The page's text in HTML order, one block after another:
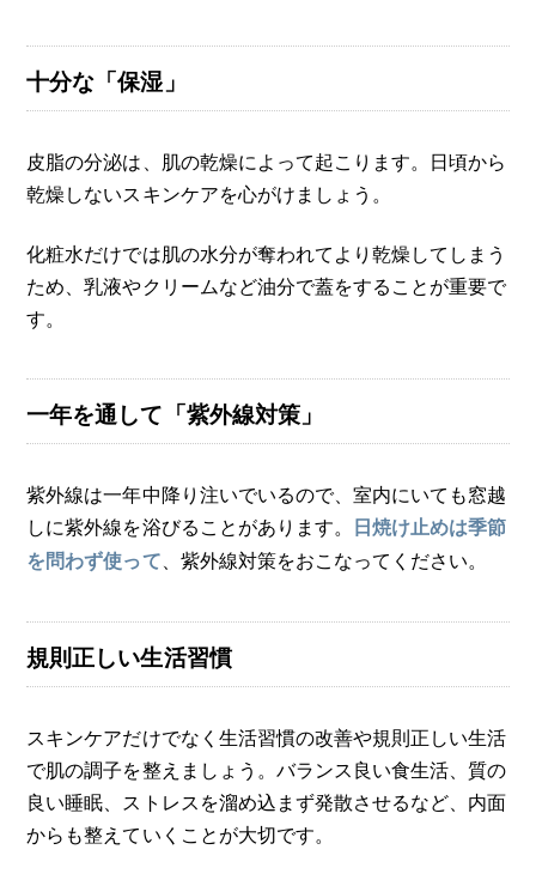
十分な「保湿」
皮脂の分泌は、肌の乾燥によって起こります。日頃から
乾燥しないスキンケアを心がけましょう。
化粧水だけでは肌の水分が奪われてより乾燥してしまう
ため、乳液やクリームなど油分で蓋をすることが重要で
す。
一年を通して「紫外線対策」
紫外線は一年中降り注いでいるので、室内にいても窓越
しに紫外線を浴びることがあります。 日焼け止めは季節
を問わず使って 、紫外線対策をおこなってください。
規則正しい生活習慣
スキンケアだけでなく生活習慣の改善や規則正しい生活
で肌の調子を整えましょう。バランス良い食生活、質の
良い睡眠、ストレスを溜め込まず発散させるなど、内面
からも整えていくことが大切です。